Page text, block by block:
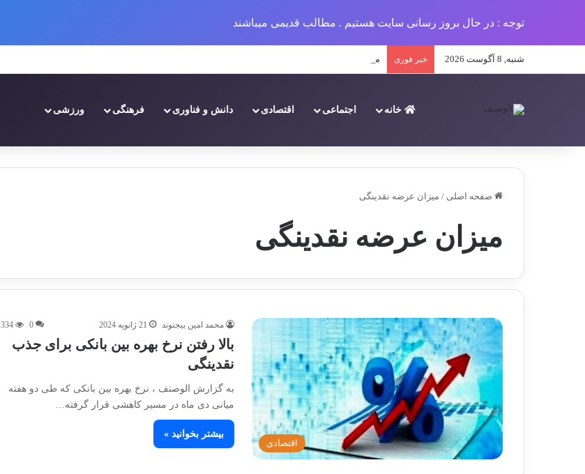
توجه : در حال بروز رسانی سایت هستیم . مطالب قدیمی میباشند
شنبه, 8 آگوست 2026 خبر فوری مطبوعات محلی در ایران: تاریخچه و تحولات
خانه اجتماعی اقتصادی دانش و فناوری فرهنگی ورزشی
صفحه اصلی / میزان عرضه نقدینگی
میزان عرضه نقدینگی
اقتصادی
محمد امین بیجنوند 21 ژانویه 2024 0
334
بالا رفتن نرخ بهره بین بانکی برای جذب
نقدینگی
به گزارش الوصنف ، نرخ بهره بین بانکی که طی دو هفته
میانی دی ماه در مسیر کاهشی قرار گرفته…
بیشتر بخوانید »